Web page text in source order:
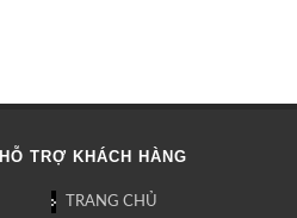
HỖ TRỢ KHÁCH HÀNG
TRANG CHỦ